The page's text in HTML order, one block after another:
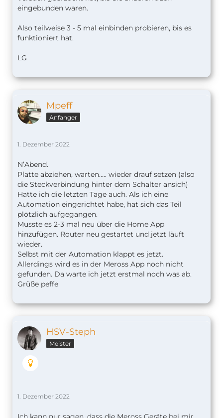
eingebunden waren.
Also teilweise 3 - 5 mal einbinden probieren, bis es
funktioniert hat.
LG
Mpeff
Anfänger
1. Dezember 2022
N’Abend.
Platte abziehen, warten….. wieder drauf setzen (also
die Steckverbindung hinter dem Schalter ansich)
Hatte ich die letzten Tage auch. Als ich eine
Automation eingerichtet habe, hat sich das Teil
plötzlich aufgegangen.
Musste es 2-3 mal neu über die Home App
hinzufügen. Router neu gestartet und jetzt läuft
wieder.
Selbst mit der Automation klappt es jetzt.
Allerdings wird es in der Meross App noch nicht
gefunden. Da warte ich jetzt erstmal noch was ab.
Grüße peffe
HSV-Steph
Meister
1. Dezember 2022